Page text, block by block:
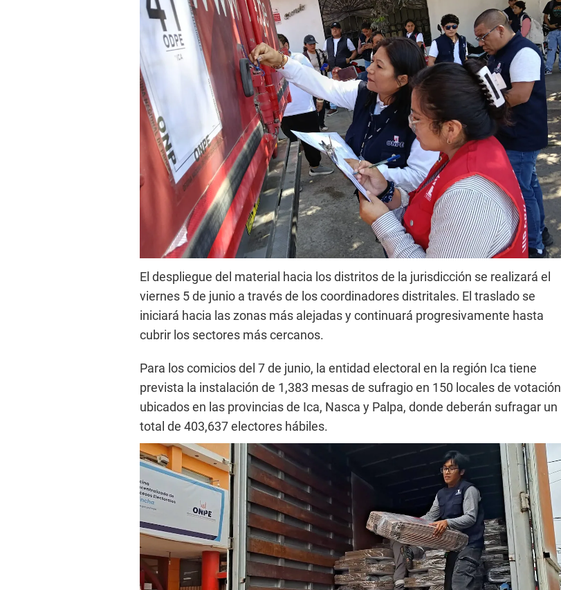
El despliegue del material hacia los distritos de la jurisdicción se realizará el
viernes 5 de junio a través de los coordinadores distritales. El traslado se
iniciará hacia las zonas más alejadas y continuará progresivamente hasta
cubrir los sectores más cercanos.
Para los comicios del 7 de junio, la entidad electoral en la región Ica tiene
prevista la instalación de 1,383 mesas de sufragio en 150 locales de votación
ubicados en las provincias de Ica, Nasca y Palpa, donde deberán sufragar un
total de 403,637 electores hábiles.